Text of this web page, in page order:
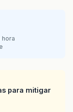
hora
para mitigar